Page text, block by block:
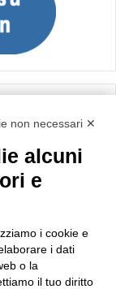
non necessari ✕
alcuni
e
i cookie e
i dati
o la
il tuo diritto